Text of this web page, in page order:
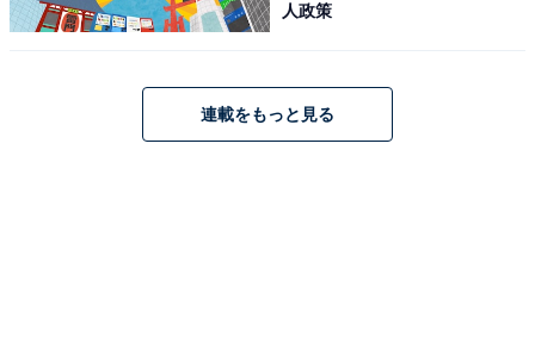
人政策
連載をもっと見る